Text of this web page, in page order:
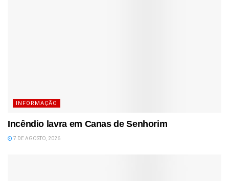
INFORMAÇÃO
Incêndio lavra em Canas de Senhorim
7 DE AGOSTO, 2026